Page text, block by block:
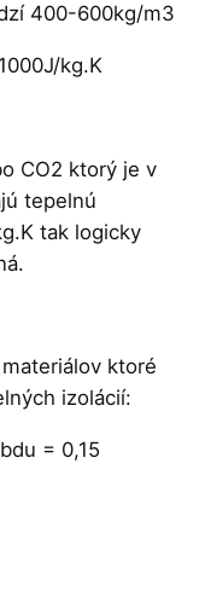
400-600kg/m3
kg.K
CO2 ktorý je v
tepelnú
tak logicky
ktoré
izolácií:
= 0,15